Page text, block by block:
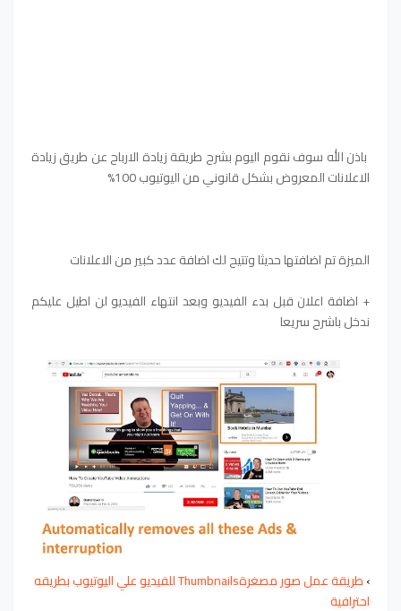
باذن الله سوف نقوم اليوم بشرح طريقة زيادة الارباح عن طريق زيادة
الاعلانات المعروض بشكل قانوني من اليوتيوب 100%
الميزة تم اضافتها حديثا وتتيح لك اضافة عدد كبير من الاعلانات
+ اضافة اعلان قبل بدء الفيديو وبعد انتهاء الفيديو لن اطيل عليكم
ندخل باشرح سريعا
›
طريقة عمل صور مصغرةThumbnails للفيديو علي اليوتيوب بطريقه
احترافية